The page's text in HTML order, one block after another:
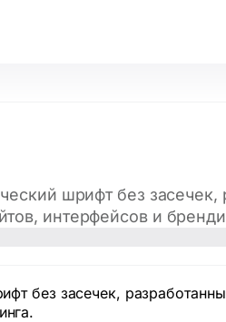
шрифт без
интерфейсов и
без засечек,